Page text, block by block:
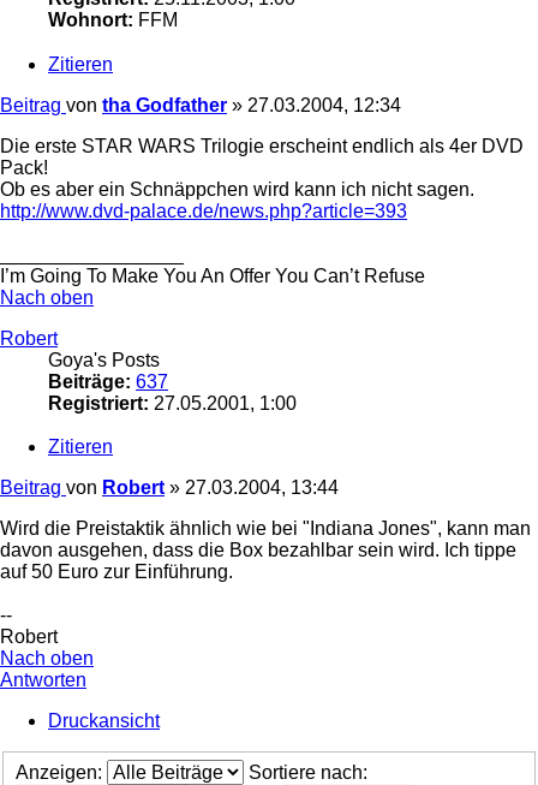
Wohnort: FFM
Zitieren
Beitrag von tha Godfather » 27.03.2004, 12:34
Die erste STAR WARS Trilogie erscheint endlich als 4er DVD
Pack!
Ob es aber ein Schnäppchen wird kann ich nicht sagen.
http://www.dvd-palace.de/news.php?article=393
I’m Going To Make You An Offer You Can’t Refuse
Nach oben
Robert
Goya's Posts
Beiträge: 637
Registriert: 27.05.2001, 1:00
Zitieren
Beitrag von Robert » 27.03.2004, 13:44
Wird die Preistaktik ähnlich wie bei "Indiana Jones", kann man
davon ausgehen, dass die Box bezahlbar sein wird. Ich tippe
auf 50 Euro zur Einführung.
--
Robert
Nach oben
Antworten
Druckansicht
Anzeigen:
Sortiere nach: